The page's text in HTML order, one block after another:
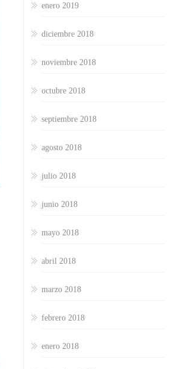
enero 2019
diciembre 2018
noviembre 2018
octubre 2018
septiembre 2018
agosto 2018
julio 2018
junio 2018
mayo 2018
abril 2018
marzo 2018
febrero 2018
enero 2018